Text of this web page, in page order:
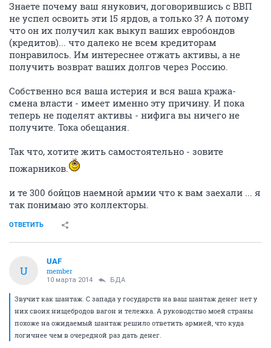
Знаете почему ваш янукович, договорившись с ВВП
не успел освоить эти 15 ярдов, а только 3? А потому
что он их получил как выкуп ваших евробондов
(кредитов)... что далеко не всем кредиторам
понравилось. Им интереснее отжать активы, а не
получить возврат ваших долгов через Россию.
Собственно вся ваша истерия и вся ваша кража-
смена власти - имеет именно эту причину. И пока
теперь не поделят активы - нифига вы ничего не
получите. Тока обещания.
Так что, хотите жить самостоятельно - зовите
пожарников.
и те 300 бойцов наемной армии что к вам заехали ... я
так понимаю это коллекторы.
ОТВЕТИТЬ
U
UAF
member
10 марта 2014 БДА
Звучит как шантаж. С запада у государств на ваш шантаж денег нет у
них своих нищебродов вагон и тележка. А руководство моей страны
похоже на ожидаемый шантаж решило ответить армией, что куда
логичнее чем в очередной раз дать денег.